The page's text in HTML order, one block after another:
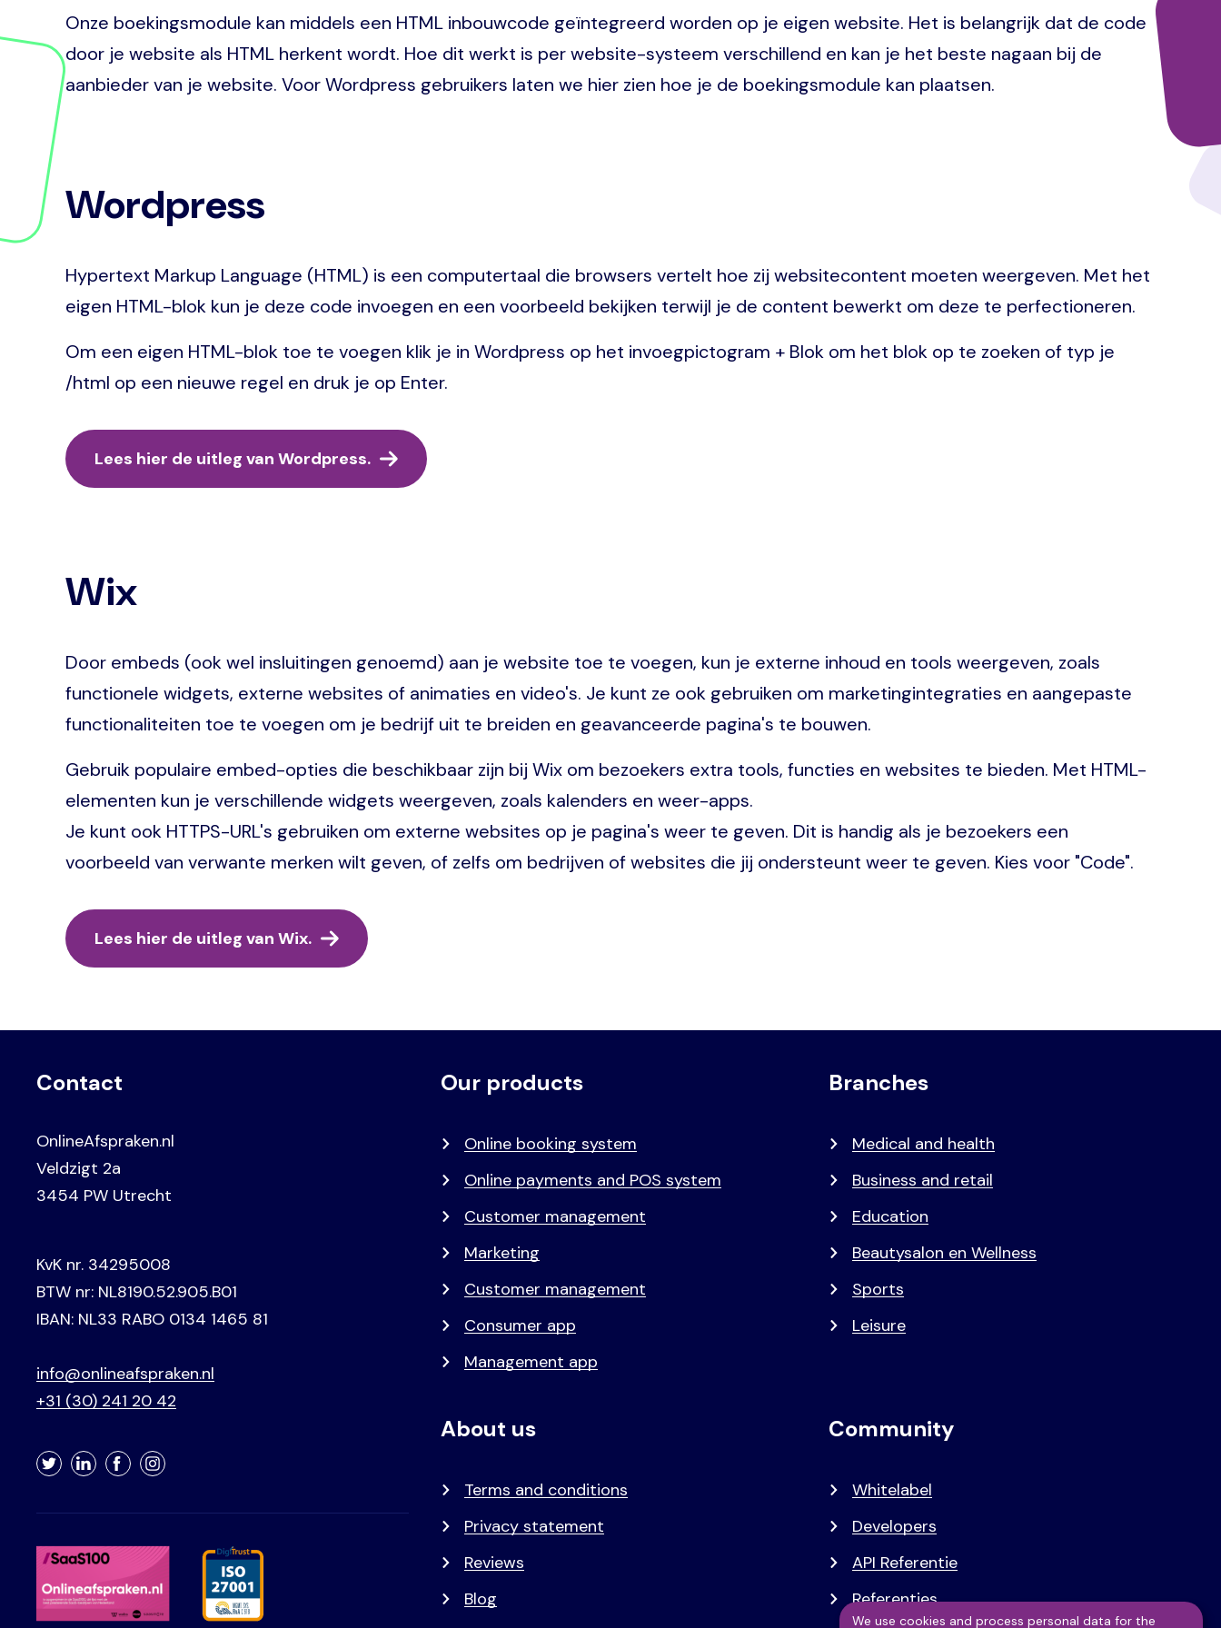
Onze boekingsmodule kan middels een HTML inbouwcode geïntegreerd worden op je eigen website. Het is belangrijk dat de code
door je website als HTML herkent wordt. Hoe dit werkt is per website-systeem verschillend en kan je het beste nagaan bij de
aanbieder van je website. Voor Wordpress gebruikers laten we hier zien hoe je de boekingsmodule kan plaatsen.
Wordpress
Hypertext Markup Language (HTML) is een computertaal die browsers vertelt hoe zij websitecontent moeten weergeven. Met het
eigen HTML-blok kun je deze code invoegen en een voorbeeld bekijken terwijl je de content bewerkt om deze te perfectioneren.
Om een eigen HTML-blok toe te voegen klik je in Wordpress op het invoegpictogram + Blok om het blok op te zoeken of typ je
/html op een nieuwe regel en druk je op Enter.
Lees hier de uitleg van Wordpress.
Wix
Door embeds (ook wel insluitingen genoemd) aan je website toe te voegen, kun je externe inhoud en tools weergeven, zoals
functionele widgets, externe websites of animaties en video's. Je kunt ze ook gebruiken om marketingintegraties en aangepaste
functionaliteiten toe te voegen om je bedrijf uit te breiden en geavanceerde pagina's te bouwen.
Gebruik populaire embed-opties die beschikbaar zijn bij Wix om bezoekers extra tools, functies en websites te bieden. Met HTML-
elementen kun je verschillende widgets weergeven, zoals kalenders en weer-apps.
Je kunt ook HTTPS-URL's gebruiken om externe websites op je pagina's weer te geven. Dit is handig als je bezoekers een
voorbeeld van verwante merken wilt geven, of zelfs om bedrijven of websites die jij ondersteunt weer te geven. Kies voor "Code".
Lees hier de uitleg van Wix.
Contact
OnlineAfspraken.nl
Veldzigt 2a
3454 PW Utrecht
KvK nr. 34295008
BTW nr: NL8190.52.905.B01
IBAN: NL33 RABO 0134 1465 81
info@onlineafspraken.nl
+31 (30) 241 20 42
TwitterLinkedInFacebookInstagram
Voet
Primair
Our products
Online booking system
Online payments and POS system
Customer management
Marketing
Customer management
Consumer app
Management app
Branches
Medical and health
Business and retail
Education
Beautysalon en Wellness
Sports
Leisure
About us
Terms and conditions
Privacy statement
Reviews
Blog
Community
Whitelabel
Developers
API Referentie
Referenties
We use cookies and process personal data for the